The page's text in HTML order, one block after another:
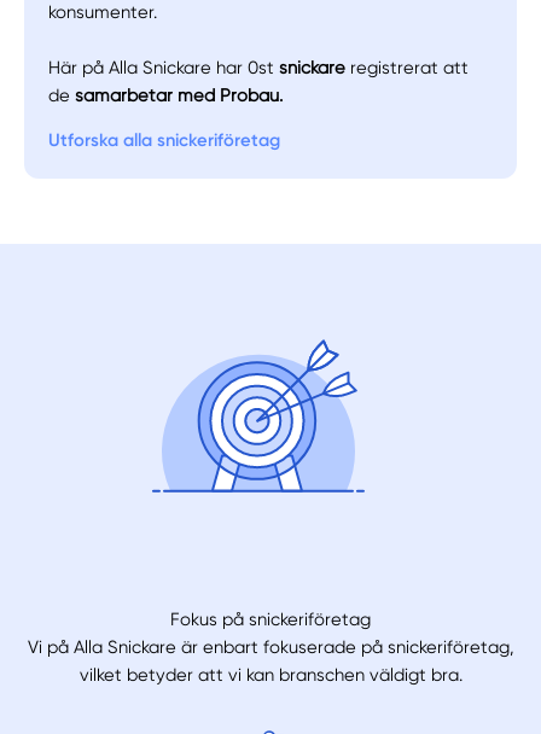
konsumenter.
Här på Alla Snickare har 0stsnickare registrerat att
desamarbetar med Probau.
Utforska alla snickeriföretag
Fokus på snickeriföretag
Vi på Alla Snickare är enbart fokuserade på snickeriföretag,
vilket betyder att vi kan branschen väldigt bra.